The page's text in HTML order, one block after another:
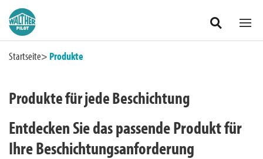
Zum Hauptinhalt springen
Unsere Bereiche
Produkte
Materialaufbereitung
Systemkomponenten
Startseite Produkte
Produkte für jede Beschichtung
Entdecken Sie das passende Produkt für
Ihre Beschichtungsanforderung